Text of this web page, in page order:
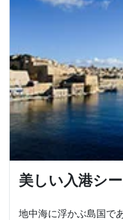
美しい入港シ
地中海に浮かぶ島国で